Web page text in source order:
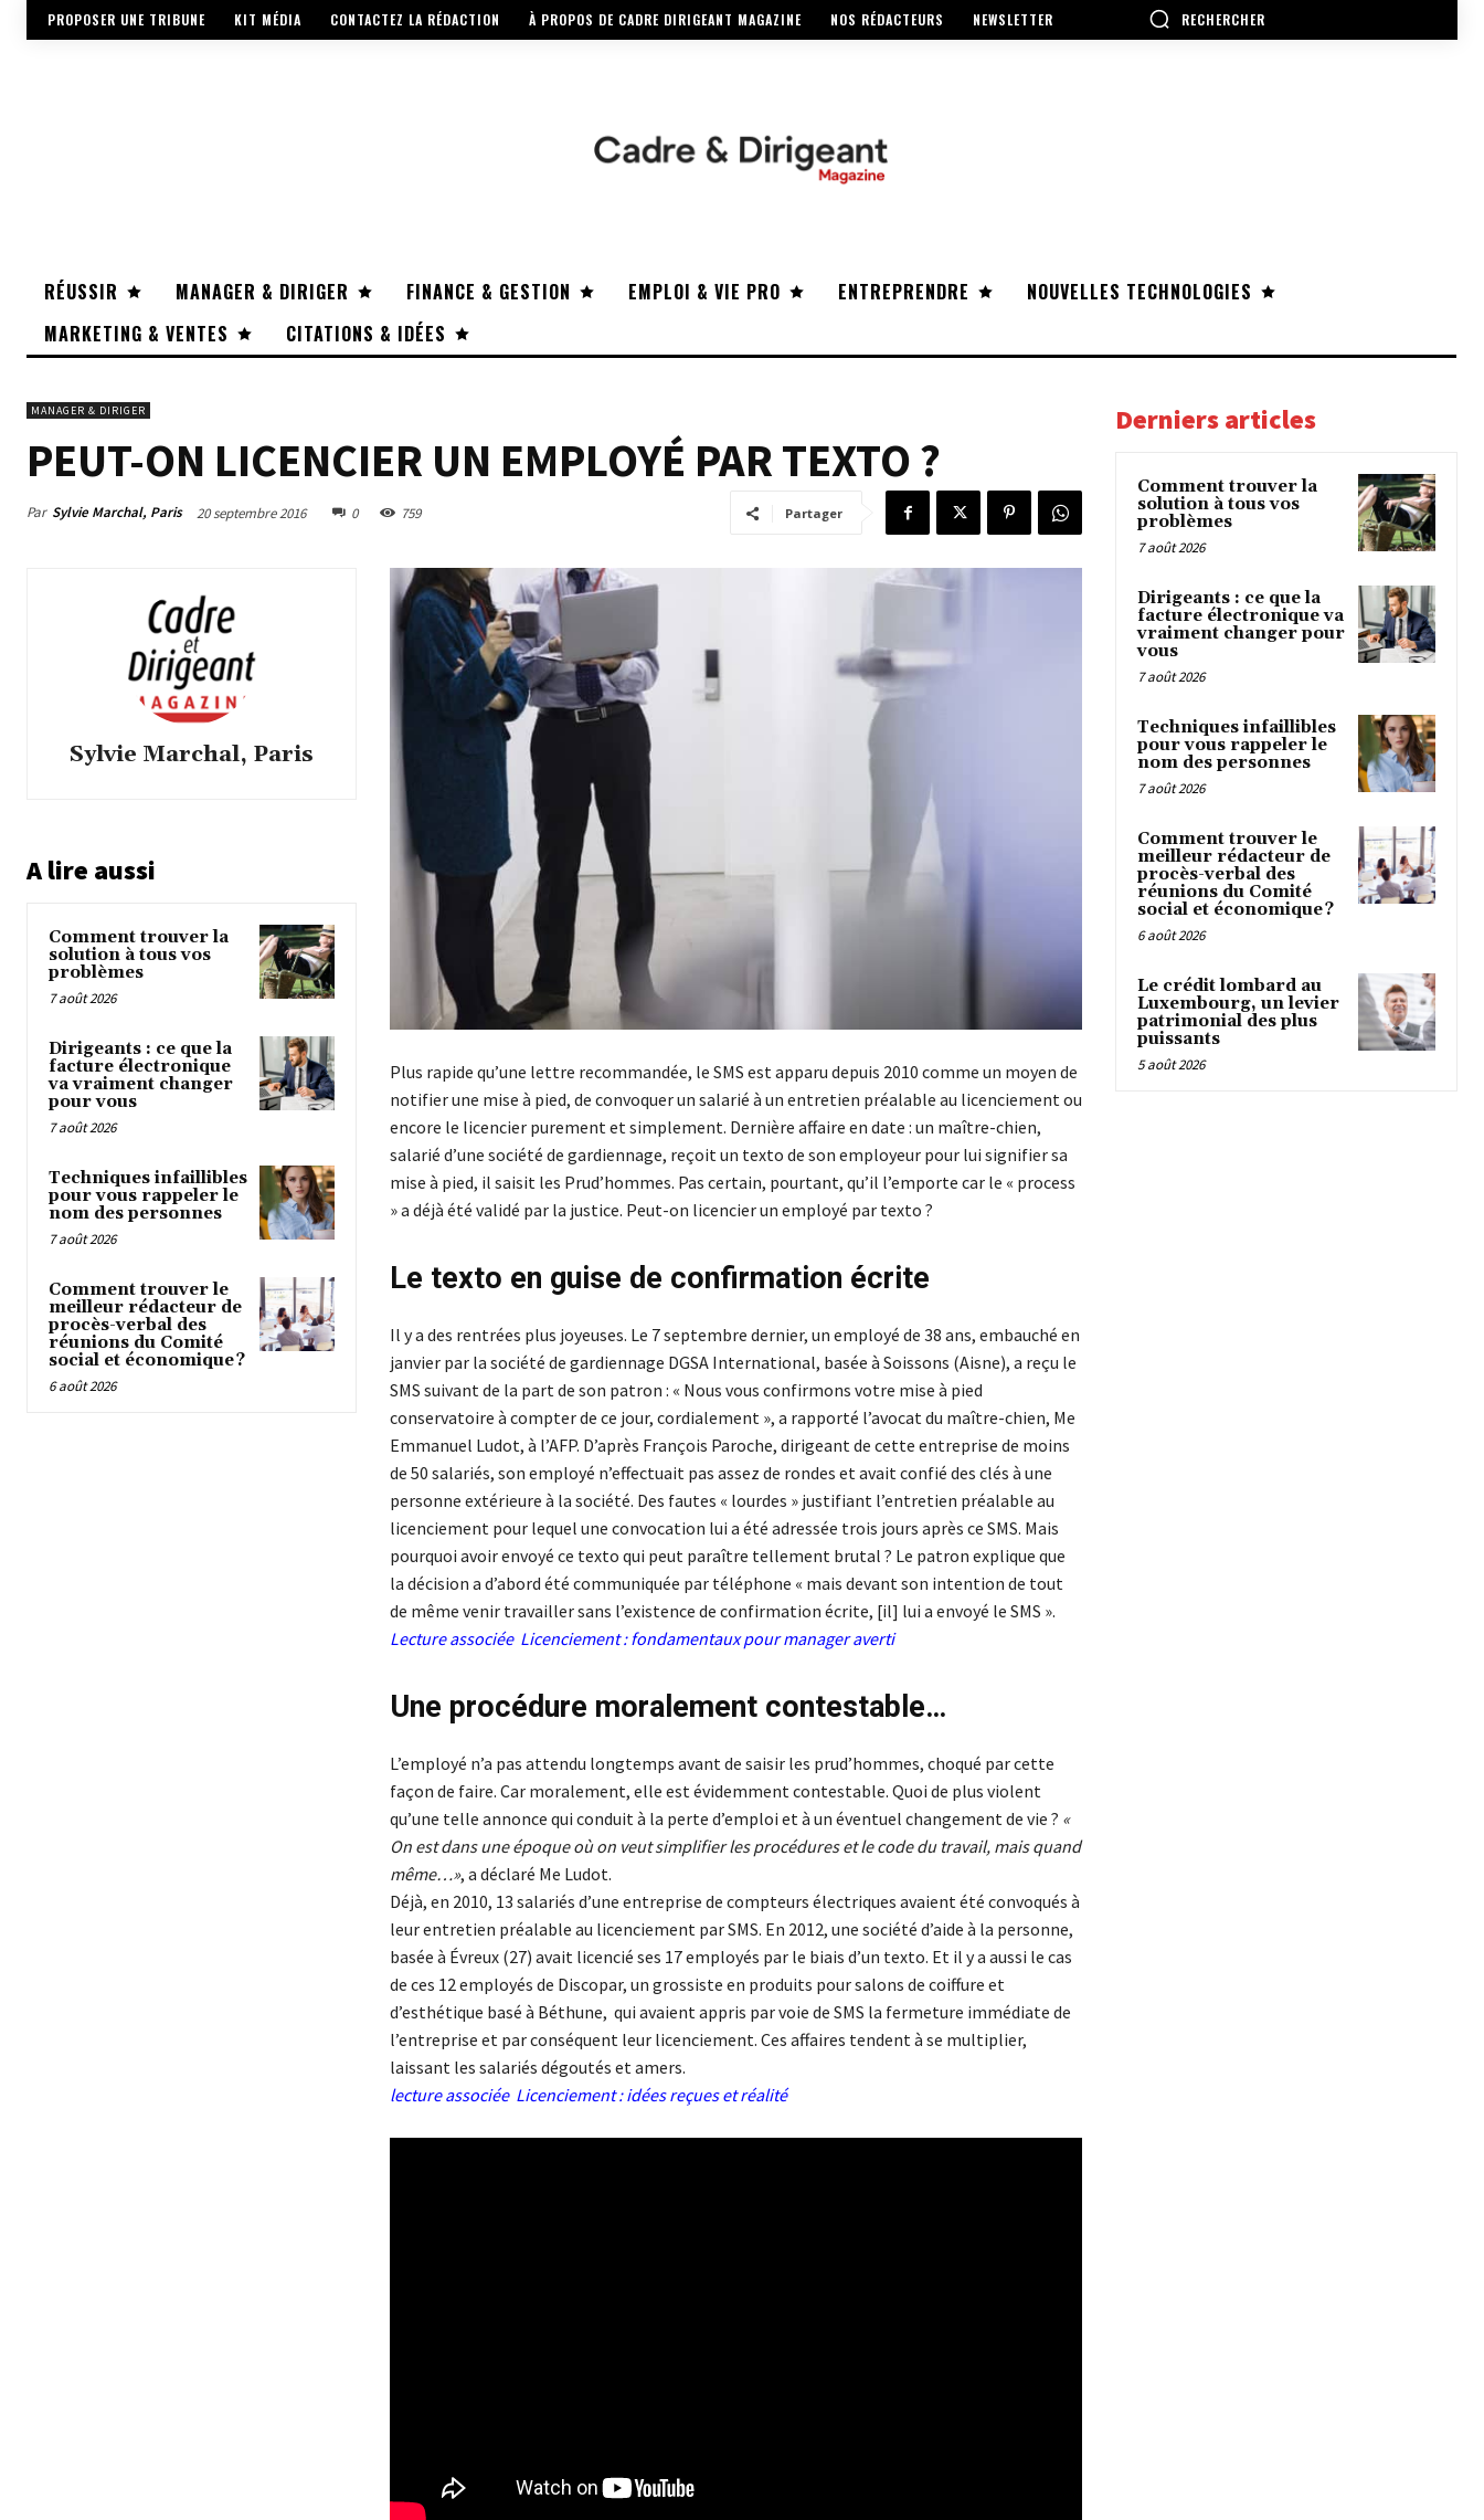
PROPOSER UNE TRIBUNE KIT MÉDIA CONTACTEZ LA RÉDACTION À PROPOS DE CADRE DIRIGEANT MAGAZINE NOS RÉDACTEURS NEWSLETTER RECHERCHER
RÉUSSIR MANAGER & DIRIGER FINANCE & GESTION EMPLOI & VIE PRO ENTREPRENDRE
NOUVELLES TECHNOLOGIES
MARKETING & VENTES
CITATIONS & IDÉES
MANAGER & DIRIGER
PEUT-ON LICENCIER UN EMPLOYÉ PAR TEXTO ?
Par Sylvie Marchal, Paris 20 septembre 2016 0 759 Partager
Sylvie Marchal, Paris
A lire aussi
Comment trouver la
solution à tous vos
problèmes
7 août 2026
Dirigeants : ce que la
facture électronique
va vraiment changer
pour vous
7 août 2026
Techniques infaillibles
pour vous rappeler le
nom des personnes
7 août 2026
Comment trouver le
meilleur rédacteur de
procès-verbal des
réunions du Comité
social et économique ?
6 août 2026
Plus rapide qu’une lettre recommandée, le SMS est apparu depuis 2010 comme un moyen de
notifier une mise à pied, de convoquer un salarié à un entretien préalable au licenciement ou
encore le licencier purement et simplement. Dernière affaire en date : un maître-chien,
salarié d’une société de gardiennage, reçoit un texto de son employeur pour lui signifier sa
mise à pied, il saisit les Prud’hommes. Pas certain, pourtant, qu’il l’emporte car le « process
» a déjà été validé par la justice. Peut-on licencier un employé par texto ?
Le texto en guise de confirmation écrite
Il y a des rentrées plus joyeuses. Le 7 septembre dernier, un employé de 38 ans, embauché en
janvier par la société de gardiennage DGSA International, basée à Soissons (Aisne), a reçu le
SMS suivant de la part de son patron : « Nous vous confirmons votre mise à pied
conservatoire à compter de ce jour, cordialement », a rapporté l’avocat du maître-chien, Me
Emmanuel Ludot, à l’AFP. D’après François Paroche, dirigeant de cette entreprise de moins
de 50 salariés, son employé n’effectuait pas assez de rondes et avait confié des clés à une
personne extérieure à la société. Des fautes « lourdes » justifiant l’entretien préalable au
licenciement pour lequel une convocation lui a été adressée trois jours après ce SMS. Mais
pourquoi avoir envoyé ce texto qui peut paraître tellement brutal ? Le patron explique que
la décision a d’abord été communiquée par téléphone « mais devant son intention de tout
de même venir travailler sans l’existence de confirmation écrite, [il] lui a envoyé le SMS ».
Lecture associée Licenciement : fondamentaux pour manager averti
Une procédure moralement contestable…
L’employé n’a pas attendu longtemps avant de saisir les prud’hommes, choqué par cette
façon de faire. Car moralement, elle est évidemment contestable. Quoi de plus violent
qu’une telle annonce qui conduit à la perte d’emploi et à un éventuel changement de vie ? «
On est dans une époque où on veut simplifier les procédures et le code du travail, mais quand
même…», a déclaré Me Ludot.
Déjà, en 2010, 13 salariés d’une entreprise de compteurs électriques avaient été convoqués à
leur entretien préalable au licenciement par SMS. En 2012, une société d’aide à la personne,
basée à Évreux (27) avait licencié ses 17 employés par le biais d’un texto. Et il y a aussi le cas
de ces 12 employés de Discopar, un grossiste en produits pour salons de coiffure et
d’esthétique basé à Béthune, qui avaient appris par voie de SMS la fermeture immédiate de
l’entreprise et par conséquent leur licenciement. Ces affaires tendent à se multiplier,
laissant les salariés dégoutés et amers.
lecture associée Licenciement : idées reçues et réalité
Derniers articles
Comment trouver la
solution à tous vos
problèmes
7 août 2026
Dirigeants : ce que la
facture électronique va
vraiment changer pour
vous
7 août 2026
Techniques infaillibles
pour vous rappeler le
nom des personnes
7 août 2026
Comment trouver le
meilleur rédacteur de
procès-verbal des
réunions du Comité
social et économique ?
6 août 2026
Le crédit lombard au
Luxembourg, un levier
patrimonial des plus
puissants
5 août 2026